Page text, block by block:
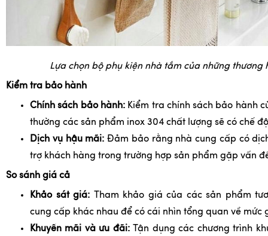
Lựa chọn bộ phụ kiện nhà tắm của những thương
Kiểm tra bảo hành
Chính sách bảo hành:Kiểm tra chính sách bảo hành
thường các sản phẩm inox 304 chất lượng sẽ có chế
Dịch vụ hậu mãi: Đảm bảo rằng nhà cung cấp có
trợ khách hàng trong trường hợp sản phẩm gặp vấn
So sánh giá cả
Khảo sát giá: Tham khảo giá của các sản phẩm
cung cấp khác nhau để có cái nhìn tổng quan về mức
Khuyến mãi và ưu đãi:Tận dụng các chương trình